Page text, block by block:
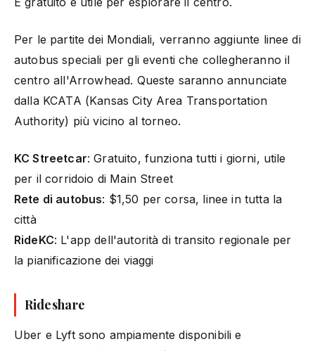
Per le partite dei Mondiali, verranno aggiunte linee di
autobus speciali per gli eventi che collegheranno il
centro all'Arrowhead. Queste saranno annunciate
dalla KCATA (Kansas City Area Transportation
Authority) più vicino al torneo.
KC Streetcar: Gratuito, funziona tutti i giorni, utile
per il corridoio di Main Street
Rete di autobus: $1,50 per corsa, linee in tutta la
città
RideKC: L'app dell'autorità di transito regionale per
la pianificazione dei viaggi
Rideshare
Uber e Lyft sono ampiamente disponibili e